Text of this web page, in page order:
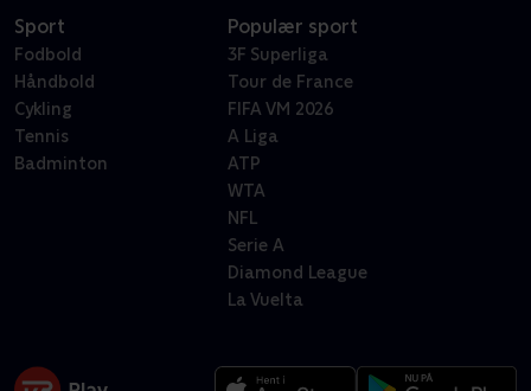
Sport
Fodbold
Håndbold
Cykling
Tennis
Badminton
Populær sport
3F Superliga
Tour de France
FIFA VM 2026
A Liga
ATP
WTA
NFL
Serie A
Diamond League
La Vuelta